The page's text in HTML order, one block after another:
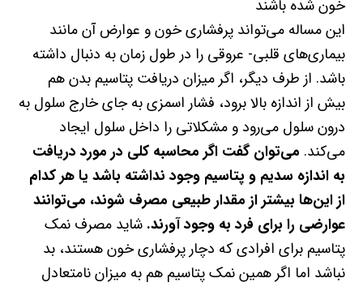
این مساله می‌تواند پرفشاری خون و عوارض آن مانند
بیماری‌های قلبی- عروقی را در طول زمان به دنبال داشته
باشد. از طرف دیگر، اگر میزان دریافت پتاسیم بدن هم
بیش از اندازه بالا برود، فشار اسمزی به جای خارج سلول به
درون سلول می‌رود و مشکلاتی را داخل سلول ایجاد
می‌کند. می‌توان گفت اگر محاسبه کلی در مورد دریافت
به اندازه سدیم و پتاسیم وجود نداشته باشد یا هر کدام
از این‌ها بیشتر از مقدار طبیعی مصرف شوند، می‌توانند
عوارضی را برای فرد به وجود آورند. شاید مصرف نمک
پتاسیم برای افرادی که دچار پرفشاری خون هستند، بد
نباشد اما اگر همین نمک پتاسیم هم به میزان نامتعادل